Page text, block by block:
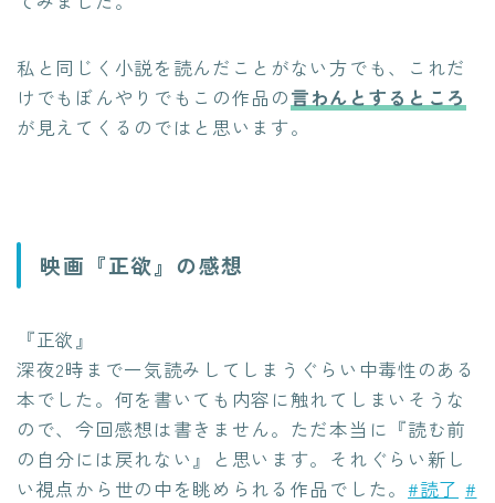
私と同じく小説を読んだことがない方でも、これだ
けでもぼんやりでもこの作品の言わんとするところ
が見えてくるのではと思います。
映画『正欲』の感想
『正欲』
深夜2時まで一気読みしてしまうぐらい中毒性のある
本でした。何を書いても内容に触れてしまいそうな
ので、今回感想は書きません。ただ本当に『読む前
の自分には戻れない』と思います。それぐらい新し
い視点から世の中を眺められる作品でした。 #読了 #